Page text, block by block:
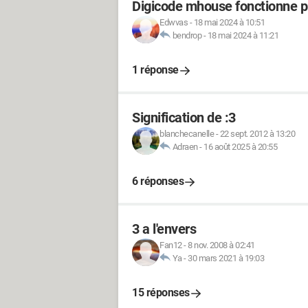
Digicode mhouse fonctionne
Edwvas - 18 mai 2024 à 10:51
bendrop- 18 mai 2024 à 11:21
1 réponse
Signification de :3
blanchecanelle-22 sept. 2012 à 13:20
Adraen- 16 août 2025 à 20:55
6 réponses
3 a l'envers
Fan12-8 nov. 2008 à 02:41
Ya- 30 mars 2021 à 19:03
15 réponses